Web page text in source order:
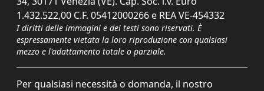
1.432.522,00 C.F. 05412000266 e REA VE-454332
I diritti delle immagini e dei testi sono riservati. È
espressamente vietata la loro riproduzione con qualsiasi
mezzo e l'adattamento totale o parziale.
Per qualsiasi necessità o domanda, il nostro